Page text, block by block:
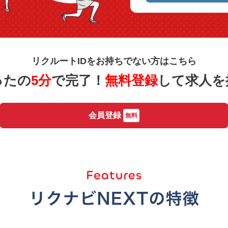
リクルートIDをお持ちでない方はこちら
の5分で完了！ 無料登録して求人
会員登録 無料